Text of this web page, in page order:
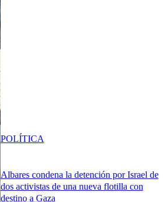
Albares condena la detención por Israel de
dos activistas de una nueva flotilla con
destino a Gaza
POLÍTICA